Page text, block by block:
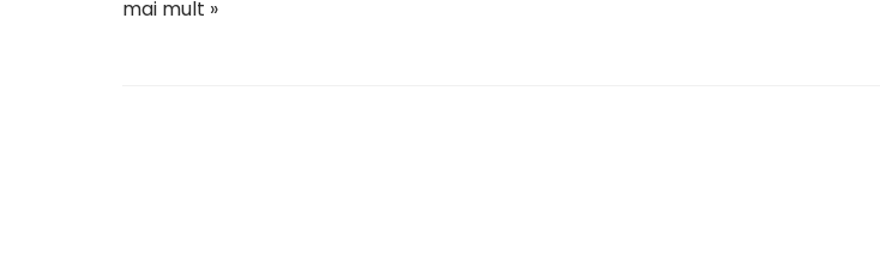
mai mult »